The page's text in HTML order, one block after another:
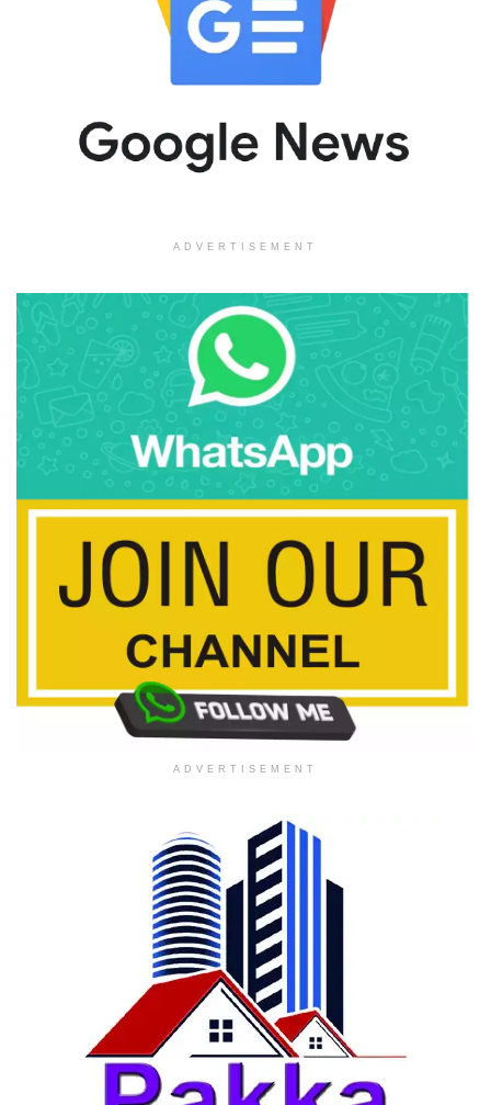
ADVERTISEMENT
ADVERTISEMENT